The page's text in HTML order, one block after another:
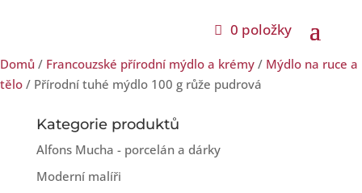
0 položky
Domů / Francouzské přírodní mýdlo a krémy / Mýdlo na ruce a
tělo / Přírodní tuhé mýdlo 100 g růže pudrová
Kategorie produktů
Alfons Mucha - porcelán a dárky
Moderní malíři